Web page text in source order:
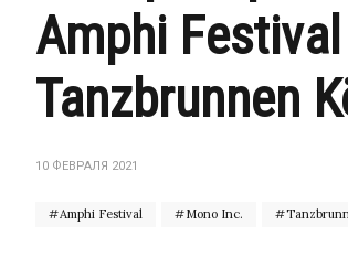
Amphi
Tanzbrunnen
10 ФЕВРАЛЯ 2021
Amphi Festival Mono Inc.